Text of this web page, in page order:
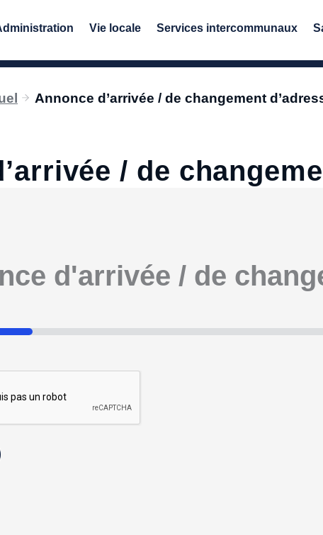
Vie locale Services intercommunaux
Annonce d’arrivée / de changement
/ de
d'arrivée / de